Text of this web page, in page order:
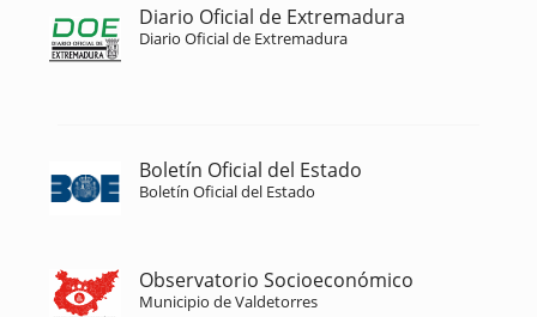
Diario Oficial de Extremadura
Diario Oficial de Extremadura
Boletín Oficial del Estado
Boletín Oficial del Estado
Observatorio Socioeconómico
Municipio de Valdetorres